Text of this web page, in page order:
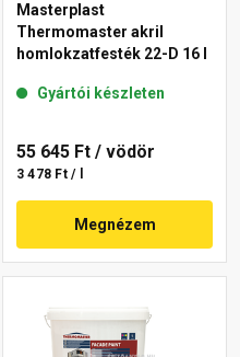
Masterplast
Thermomaster akril
homlokzatfesték 22-D 16 l
Gyártói készleten
55 645 Ft / vödör
3 478 Ft / l
Megnézem